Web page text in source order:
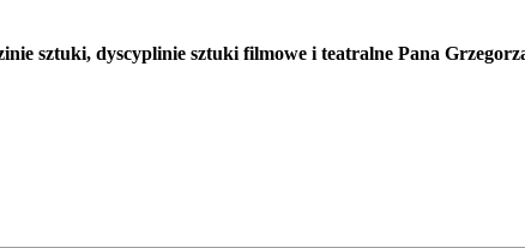
sztuki, dyscyplinie sztuki filmowe i teatralne Pana